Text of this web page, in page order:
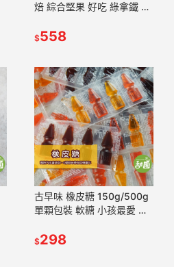
焙 綜合堅果 好吃 綠拿鐵 精
$558
古早味 橡皮糖 150g/500g
單顆包裝 軟糖 小孩最愛 造
園】
$298